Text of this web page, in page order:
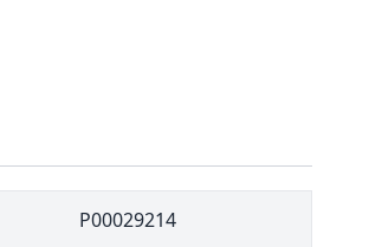
P00029214